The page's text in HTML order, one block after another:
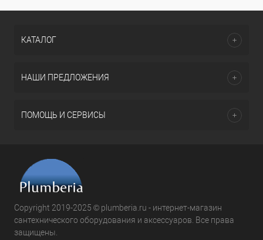
КАТАЛОГ
НАШИ ПРЕДЛОЖЕНИЯ
ПОМОЩЬ И СЕРВИСЫ
Copyright 2019-2025 © plumberia.ru - интернет-магазин
сантехнического оборудования и аксессуаров. Все права
защищены.